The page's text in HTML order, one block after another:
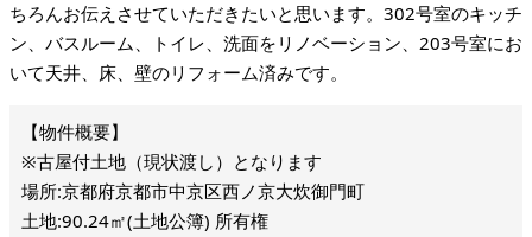
ちろんお伝えさせていただきたいと思います。302号室のキッチ
ン、バスルーム、トイレ、洗面をリノベーション、203号室にお
いて天井、床、壁のリフォーム済みです。
※古屋付土地（現状渡し）となります
場所:京都府京都市中京区西ノ京大炊御門町
土地:90.24㎡(土地公簿) 所有権